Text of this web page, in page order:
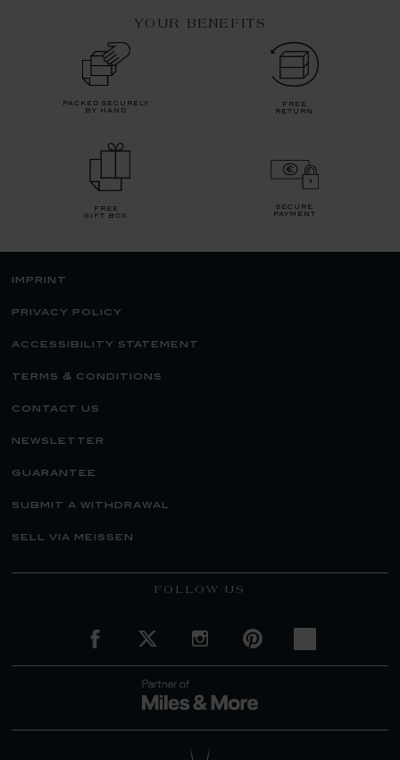
YOUR BENEFITS
packed securely
by hand
free
return
free
gift box
secure
payment
imprint
privacy policy
accessibility statement
terms & conditions
contact us
newsletter
guarantee
submit a withdrawal
sell via meissen
FOLLOW US